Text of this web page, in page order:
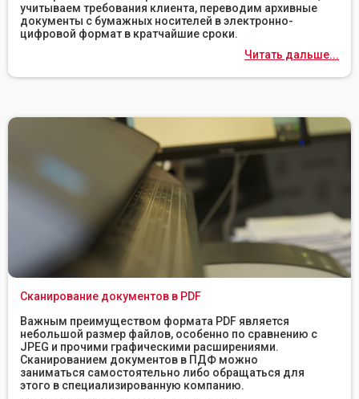
учитываем требования клиента, переводим архивные
документы с бумажных носителей в электронно-
цифровой формат в кратчайшие сроки.
Читать дальше...
Сканирование документов в PDF
Важным преимуществом формата PDF является
небольшой размер файлов, особенно по сравнению с
JPEG и прочими графическими расширениями.
Сканированием документов в ПДФ можно
заниматься самостоятельно либо обращаться для
этого в специализированную компанию.